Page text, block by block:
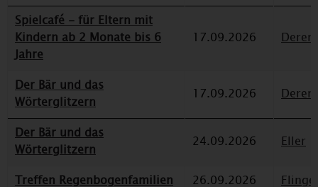
Spielcafé - für Eltern mit
Kindern ab 2 Monate bis 6
Jahre
17.09.2026
Der Bär und das
Wörterglitzern
17.09.2026
Der Bär und das
Wörterglitzern
24.09.2026 Eller
Treffen Regenbogenfamilien 26.09.2026